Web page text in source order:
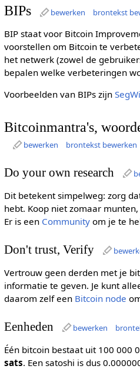
BIPs bewerken brontekst
BIP staat voor Bitcoin
voorstellen om Bitcoin te
het netwerk (zowel de
bepalen welke verbeteringen
Voorbeelden van BIPs zijn
Bitcoinmantra's,
bewerken brontekst bewerken
Do your own research
Dit betekent simpelweg: zorg
hebt. Koop niet zomaar
Er is een Communityom je te
Don't trust, Verify
Vertrouw geen derden met je
informatie te geven. Je kunt
daarom zelf een Bitcoin node
Eenheden bewerken
Één bitcoin bestaat uit 100 000
sats. Een satoshi is dus